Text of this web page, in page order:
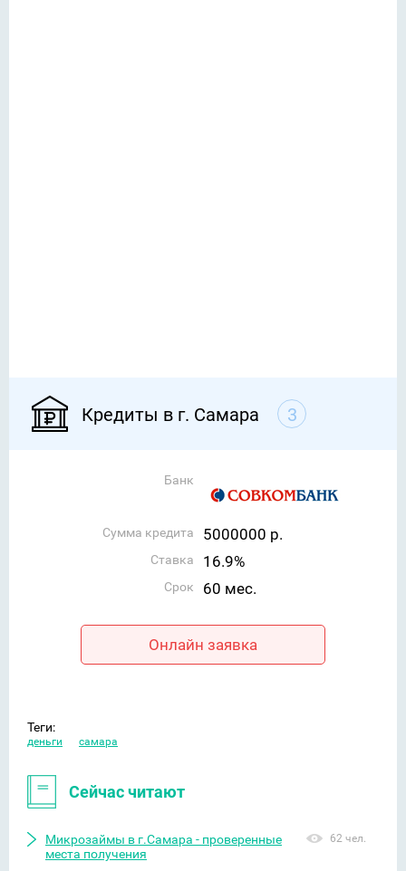
Кредиты в г. Самара 3
Банк
Сумма кредита 5000000 р.
Ставка 16.9%
Срок 60 мес.
Онлайн заявка
Теги:
деньги самара
Сейчас читают
Микрозаймы в г.Самара - проверенные
места получения
62 чел.